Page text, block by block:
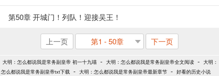
第50章 开城门！列队！迎接吴王！
上一页 第1 - 50章 下一页
大明：怎么都说我是常务副皇帝 初一十九喵 - 大明：怎么都说我是常务副皇帝全文阅读 - 大明：
怎么都说我是常务副皇帝txt下载 - 大明：怎么都说我是常务副皇帝最新章节 - 好看的历史小说